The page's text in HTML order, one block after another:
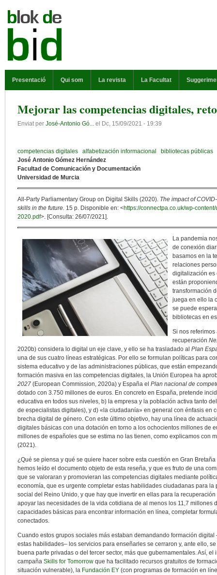
Presentació Qui som La revista La Facultat
Mejorar las competencias digitales,
Enviat per José-Antonio Gó... el Dc, 15/09/2021 - 19:39
competencias digitales alfabetización informacional
bibliotecas públicas
José Antonio Gómez Hernández
Facultad de Comunicación y Documentación
Universidad de Murcia
All-Party Parliamentary Group on Digital Skills (2020). The impact of
skills in the future. 15 p. Disponible en: <https://connectpa.co.uk/wp-
2020.pdf>. [Consulta: 26/07/2021].
La pandemia
de conexión
basamos en la
relaciones
digitalización es
están
transformación
juega en ello la
se puede
bibliotecas en
Si nos
recuperación
2020b) considera lo digital un eje clave, y ello se ha trasladado al Plan
una de sus cuatro líneas estratégicas. Por ello se formulan políticas para
sistema educativo y de las administraciones públicas, que están
formación masiva en las competencias digitales, la Unión Europea ha
2027 (European Commission, 2020a) y España el Plan nacional de
dotado con 3.750 millones de euros. En concreto en España, pretende
educativa en todos sus niveles, b) la empresa y la población activa tanto
de especialistas digitales), y d) «la ciudadanía» en general con énfasis en
brecha digital de género. Con este último objetivo, hay una línea de
digitales básicas con una dotación en torno a los ochocientos millones de
millones de españoles que se estima no las tienen, como explicamos con
(2021).
¿Qué se piensa y qué se quiere hacer sobre esta cuestión en Gran
hemos leído el documento objeto de esta reseña, y que es fruto de una
que se valoraran y promovieran las competencias digitales mediante
economía, que es urgente completar estas habilidades ciudadanas para
social del Reino Unido, y que hay que invertir en ellas para la
apoyar las necesidades de la vida cotidiana de al menos los 11,7 millones
capacidades básicas para encontrar información en línea, completar
conectados.
Cuando estos grupos sociales más estaban demandando formación
estas habilidades– los servicios para enseñarles se cerraron y, ante ello,
buena parte privadas o del tercer sector, más que gubernamentales. Así,
campaña Skills for Tomorrow que ha facilitado recursos gratuitos de
situación vulnerable), la Fundación EY (con programas de formación en